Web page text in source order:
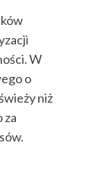
W
o
niż
za